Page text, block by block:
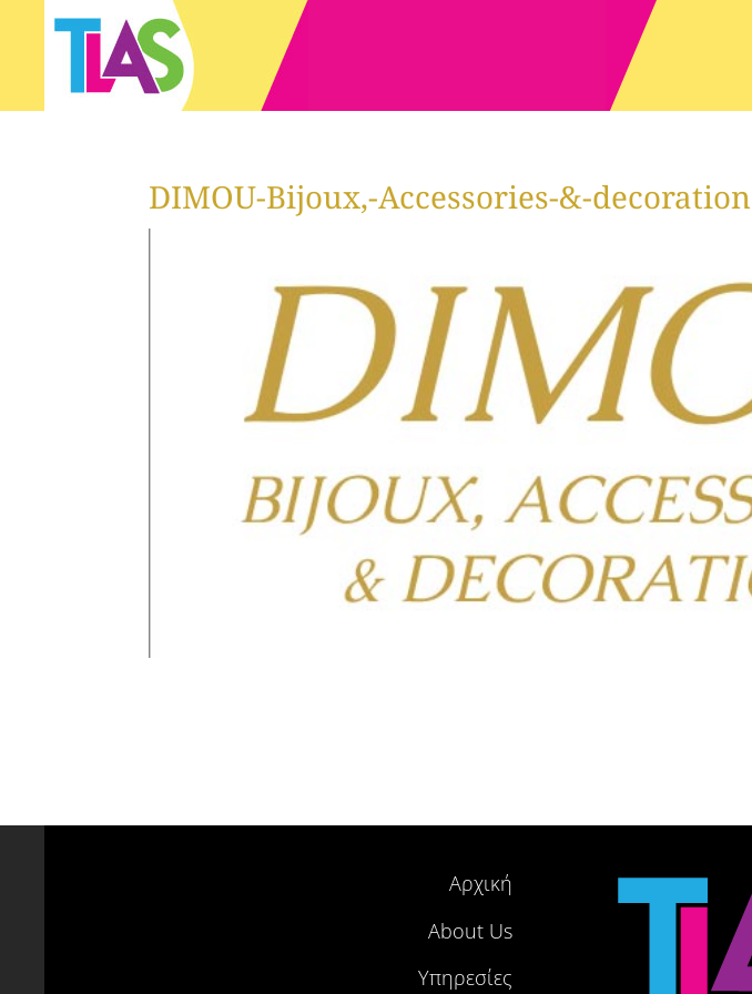
DIMOU-Bijoux,-Accessories-&-decoration
Αρχική
About Us
Υπηρεσίες